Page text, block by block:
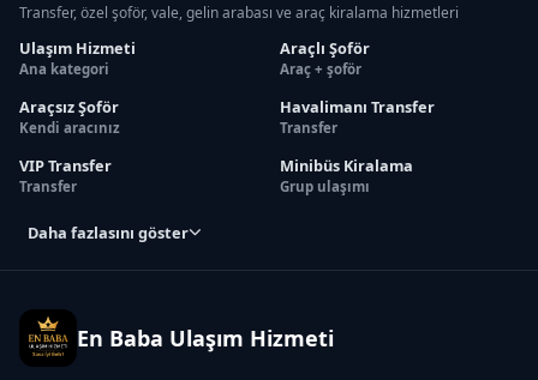
Transfer, özel şoför, vale, gelin arabası ve araç kiralama hizmetleri
Ulaşım Hizmeti
Ana kategori
Araçlı Şoför
Araç + şoför
Araçsız Şoför
Kendi aracınız
Havalimanı Transfer
Transfer
VIP Transfer
Transfer
Minibüs Kiralama
Grup ulaşımı
Daha fazlasını göster
En Baba Ulaşım Hizmeti